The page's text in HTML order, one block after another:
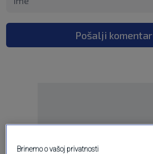
Pošalji komentar
Brinemo o vašoj privatnosti